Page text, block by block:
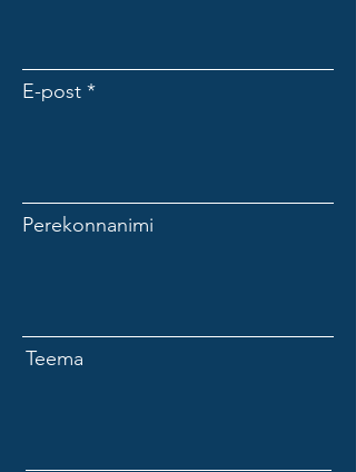
E-post
Perekonnanimi
Teema